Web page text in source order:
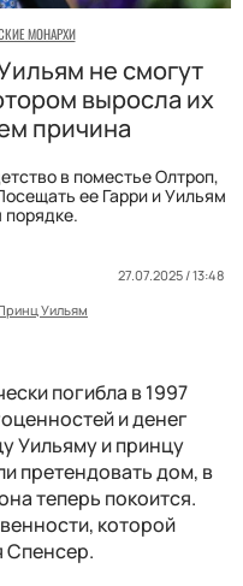
МОНАРХИ
не смогут
выросла их
причина
в поместье Олтроп,
ее Гарри и Уильям
порядке.
27.07.2025 / 13:48
Уильям
погибла в 1997
и денег
Уильяму и принцу
претендовать дом, в
теперь покоится.
которой
Спенсер.